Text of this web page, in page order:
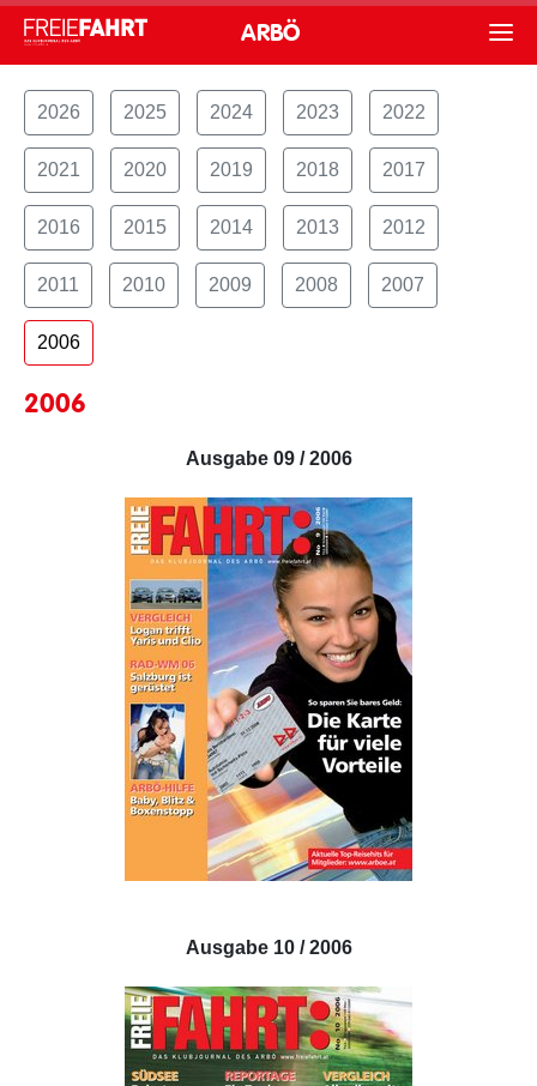
ARBÖ
2026 2025 2024 2023 2022
2021 2020 2019 2018 2017
2016 2015 2014 2013 2012
2011 2010 2009 2008 2007
2006
2006
Ausgabe 09 / 2006
Ausgabe 10 / 2006